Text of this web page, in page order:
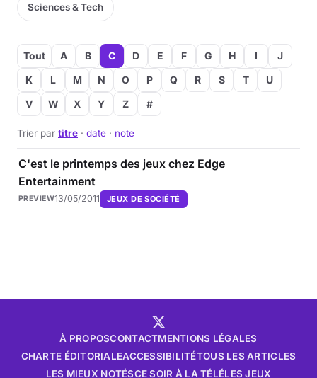
Sciences & Tech
Tout A B C D E F G H I
J
K
L M N O P Q R S T
U
V
W X Y Z #
Trier par titre · date · note
C'est le printemps des jeux chez Edge
Entertainment
PREVIEW13/05/2011 JEUX DE SOCIÉTÉ
À PROPOSCONTACTMENTIONS LÉGALES
CHARTE ÉDITORIALEACCESSIBILITÉTOUS LES ARTICLES
LES MIEUX NOTÉSCE SOIR À LA TÉLÉLES JEUX